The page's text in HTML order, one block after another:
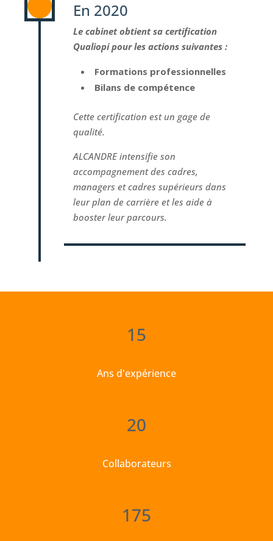
En 2020
Le cabinet obtient sacertification
Qualiopi pour les actions suivantes :
Formations professionnelles
Bilans de compétence
Cette certification est un gage de
qualité.
ALCANDRE intensifie son
accompagnementdes cadres,
managers et cadres supérieurs dans
leur plan de carrière et les aide à
booster leur parcours.
15
Ans d'expérience
20
Collaborateurs
175